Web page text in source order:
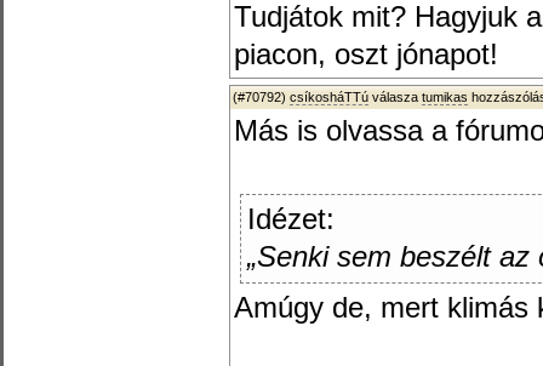
Tudjátok mit? Hagyjuk
piacon, oszt jónapot!
(#70792) csíkosháTTú válasza tumikas
Más is olvassa a
Idézet:
„Senki sem beszélt az
Amúgy de, mert klimás